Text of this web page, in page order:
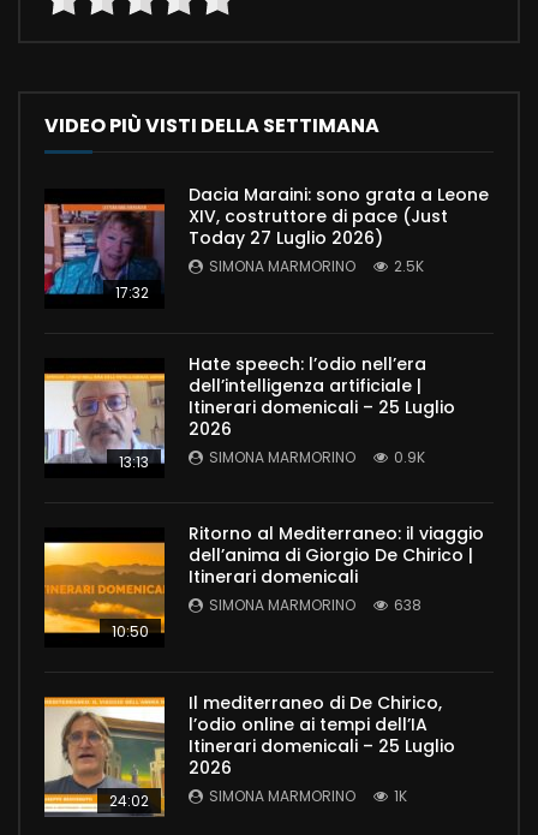
VIDEO PIÙ VISTI DELLA SETTIMANA
17:32
Dacia Maraini: sono grata a Leone
XIV, costruttore di pace (Just
Today 27 Luglio 2026)
SIMONA MARMORINO 2.5K
13:13
Hate speech: l’odio nell’era
dell’intelligenza artificiale |
Itinerari domenicali – 25 Luglio
2026
SIMONA MARMORINO 0.9K
10:50
Ritorno al Mediterraneo: il viaggio
dell’anima di Giorgio De Chirico |
Itinerari domenicali
SIMONA MARMORINO 638
24:02
Il mediterraneo di De Chirico,
l’odio online ai tempi dell’IA
Itinerari domenicali – 25 Luglio
2026
SIMONA MARMORINO 1K